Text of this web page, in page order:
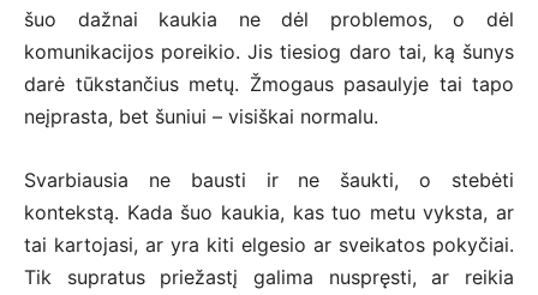
šuo dažnai kaukia ne dėl problemos, o dėl
komunikacijos poreikio. Jis tiesiog daro tai, ką šunys
darė tūkstančius metų. Žmogaus pasaulyje tai tapo
neįprasta, bet šuniui – visiškai normalu.
Svarbiausia ne bausti ir ne šaukti, o stebėti
kontekstą. Kada šuo kaukia, kas tuo metu vyksta, ar
tai kartojasi, ar yra kiti elgesio ar sveikatos pokyčiai.
Tik supratus priežastį galima nuspręsti, ar reikia